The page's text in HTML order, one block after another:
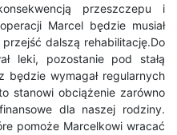
przeszczepu i
Marcel będzie musiał
dalszą rehabilitację.Do
leki, pozostanie pod stałą
będzie wymagał regularnych
stanowi obciążenie zarówno
dla naszej rodziny.
pomoże Marcelkowi wracać